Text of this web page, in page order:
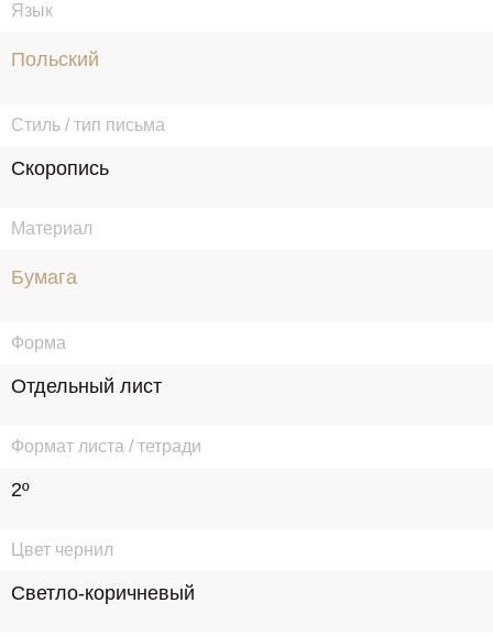
Язык
Польский
Стиль / тип письма
Скоропись
Материал
Бумага
Форма
Отдельный лист
Формат листа / тетради
2º
Цвет чернил
Светло-коричневый